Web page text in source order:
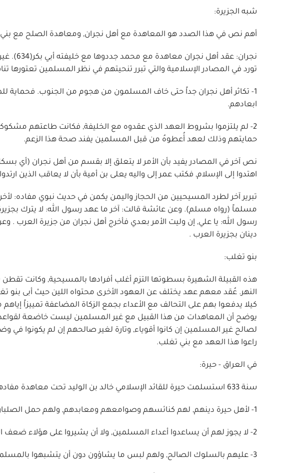
شبه الجزيرة:
أهم نص في هذا الصدد هو المعاهدة مع أهل نجران, ومعاهدة الصلح مع بني
نجران:
تورد في المصادر الإسلامية والتي تبرر تنحيتهم في نظر المسلمين تعتورها
1- تكاثر أهل نجران جداً حتى خاف المسلمون من هجوم من الجنوب.
ابعادهم.
2- لم يلتزموا بشروط العهد الذي عقدوه مع الخليفة, فكانت طاعتهم
حمايتهم وذلك لعهد أُعطوهُ من قبل المسلمين يفند صحة هذا الزعم.
نص آخر في المصادر يفيد بأن الأمر لا يتعلق إلا بقسم من أهل نجران (أي
اهتدوا إلى الإسلام, فكتب عمر إلى واليه يعلى بن أمية بأن لا يعاقب الذين
تبرير آخر لطرد المسيحيين من الحجاز واليمن يكمن في حديث نبوي مفاده:
مسلماً (رواه مسلم). وعن عائشة قالت: آخر ما عهد رسول الله: لا يترك
رسول الله: يا علي, إن وليت الأمر بعدي فأخرج أهل نجران من جزيرة العرب .
دينان بجزيرة العرب .
بنو تغلب:
هذه القبيلة الشهيرة بسطوتها التزم أغلب أفرادها بالمسيحية, وكانت
النهر. عُقد معهم عهد يختلف عن العهود الأخرى محتواه اللين حيث أبى
كيلا يدفعوا بهم على التحالف مع الأعداء بجمع الزكاة المضاعفة تمييزاً
يوضح أن المعاهدات من هذا القبيل مع غير المسلمين ليست خاضعة
لصالح غير المسلمين إن كانوا أقوياء, وتارة لغير صالحهم إن لم يكونوا
راعوا هذا العهد مع بني تغلب.
في العراق - حيرة:
سنة 633 استسلمت حيرة للقائد الإسلامي خالد بن الوليد تحت معاهدة مفادها:
1- لأهل حيرة دينهم, لهم كنائسهم وصوامعهم ومعابدهم, ولهم حمل الصلبان ودق النواقيس.
2- لا يجوز لهم أن يساعدوا أعداء المسلمين, ولا أن يشيروا على هؤلاء ضعف المسلمين.
3- عليهم بالسلوك الصالح, ولهم لبس ما يشاؤون دون أن يتشبهوا بالمسلمين.